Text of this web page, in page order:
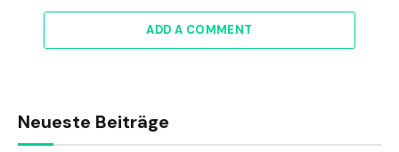
ADD A COMMENT
Neueste Beiträge